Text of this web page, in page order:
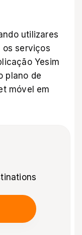
utilizares
os serviços
Yesim
plano de
móvel em